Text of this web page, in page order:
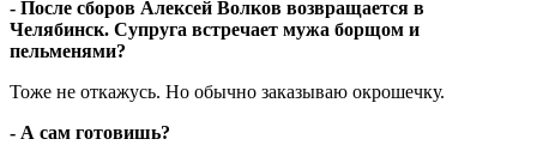
- После сборов Алексей Волков возвращается в
Челябинск. Супруга встречает мужа борщом и
пельменями?
Тоже не откажусь. Но обычно заказываю окрошечку.
- А сам готовишь?